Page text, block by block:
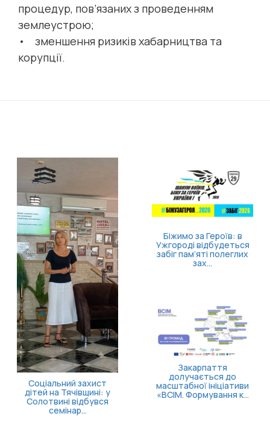
процедур, пов’язаних з проведенням
землеустрою;
• зменшення ризиків хабарництва та
корупції.
Біжимо за Героїв: в
Ужгороді відбудеться
забіг пам’яті полеглих
зах...
Закарпаття
долучається до
масштабної ініціативи
«ВСІМ. Формування к...
Як опанувати себе